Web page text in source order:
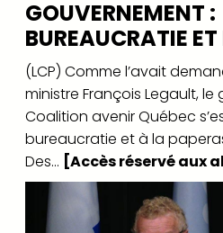
GOUVERNEMENT :
BUREAUCRATIE
(LCP) Comme l’avait
ministre François Legault,
Coalition avenir Québec
bureaucratie et à la
Des... [Accès réservé aux